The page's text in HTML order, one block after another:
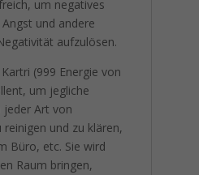
um negatives
und andere
aufzulösen.
(999 Energie von
um jegliche
jeder Art von
und zu klären,
Büro, etc. Sie wird
Raum bringen,